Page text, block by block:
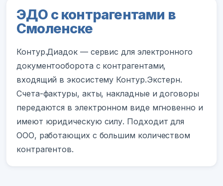
ЭДО с контрагентами в
Смоленске
Контур.Диадок — сервис для электронного
документооборота с контрагентами,
входящий в экосистему Контур.Экстерн.
Счета-фактуры, акты, накладные и договоры
передаются в электронном виде мгновенно и
имеют юридическую силу. Подходит для
ООО, работающих с большим количеством
контрагентов.